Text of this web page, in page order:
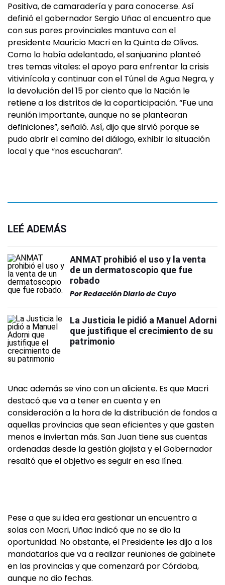
Positiva, de camaradería y para conocerse. Así
definió el gobernador Sergio Uñac al encuentro que
con sus pares provinciales mantuvo con el
presidente Mauricio Macri en la Quinta de Olivos.
Como lo había adelantado, el sanjuanino planteó
tres temas vitales: el apoyo para enfrentar la crisis
vitivinícola y continuar con el Túnel de Agua Negra, y
la devolución del 15 por ciento que la Nación le
retiene a los distritos de la coparticipación. “Fue una
reunión importante, aunque no se plantearan
definiciones”, señaló. Así, dijo que sirvió porque se
pudo abrir el camino del diálogo, exhibir la situación
local y que “nos escucharan”.
LEÉ ADEMÁS
ANMAT prohibió el uso y la venta
de un dermatoscopio que fue
robado
PorRedacción Diario de Cuyo
La Justicia le pidió a Manuel Adorni
que justifique el crecimiento de su
patrimonio
Uñac además se vino con un aliciente. Es que Macri
destacó que va a tener en cuenta y en
consideración a la hora de la distribución de fondos a
aquellas provincias que sean eficientes y que gasten
menos e inviertan más. San Juan tiene sus cuentas
ordenadas desde la gestión giojista y el Gobernador
resaltó que el objetivo es seguir en esa línea.
Pese a que su idea era gestionar un encuentro a
solas con Macri, Uñac indicó que no se dio la
oportunidad. No obstante, el Presidente les dijo a los
mandatarios que va a realizar reuniones de gabinete
en las provincias y que comenzará por Córdoba,
aunque no dio fechas.